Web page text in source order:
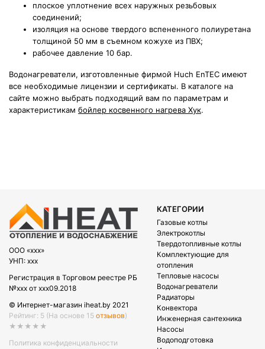
плоское уплотнение всех наружных резьбовых
соединений;
изоляция на основе твердого вспененного полиуретана
толщиной 50 мм в съемном кожухе из ПВХ;
рабочее давление 10 бар.
Водонагреватели, изготовленные фирмой Huch EnTEC имеют
все необходимые лицензии и сертификаты. В каталоге на
сайте можно выбрать подходящий вам по параметрам и
характеристикам бойлер косвенного нагрева Хук.
OOO «xxx»
УНП: xxx
Регистрация в Торговом реестре РБ
№xxx от xxx09.2018
© Интернет-магазин iheat.by 2021
Рейтинг: 5 (На основе 15 отзывов)
★★★★★
Политика конфиденциальности
КАТЕГОРИИ
Газовые котлы
Электрокотлы
Твердотопливные котлы
Комплектующие для
отопления
Тепловые насосы
Водонагреватели
Радиаторы
Конвектора
Инженерная сантехника
Насосы
Водоподготовка